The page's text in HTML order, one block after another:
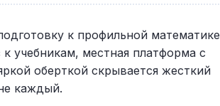
к профильной математике
учебникам, местная платформа с
оберткой скрывается жесткий
каждый.